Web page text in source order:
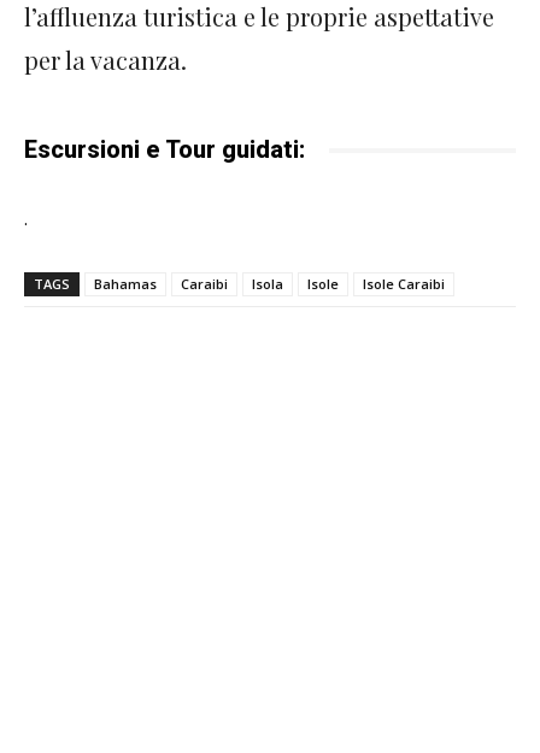
l’affluenza turistica e le proprie aspettative
per la vacanza.
Escursioni e Tour guidati:
.
TAGS Bahamas Caraibi Isola Isole Isole Caraibi